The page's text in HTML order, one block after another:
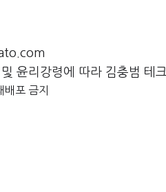
윤리강령에 따라 김충범 테
포 금지